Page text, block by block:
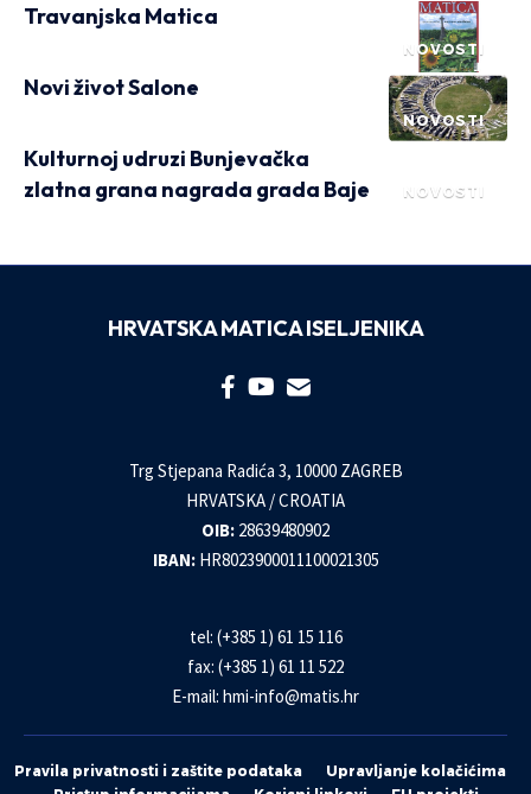
NOVOSTI
Travanjska Matica
NOVOSTI
Novi život Salone
NOVOSTI
Kulturnoj udruzi Bunjevačka
zlatna grana nagrada grada Baje
HRVATSKA MATICA ISELJENIKA
Trg Stjepana Radića 3, 10000 ZAGREB
HRVATSKA / CROATIA
OIB: 28639480902
IBAN: HR8023900011100021305
tel: (+385 1) 61 15 116
fax: (+385 1) 61 11 522
E-mail: hmi-info@matis.hr
Pravila privatnosti i zaštite podataka
Upravljanje kolačićima